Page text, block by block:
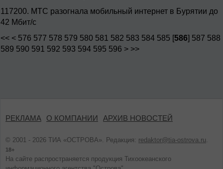
117200. МТС разогнала мобильный интернет в Бурятии до
42 Мбит/с
<< < 576 577 578 579 580 581 582 583 584 585 [586] 587 588
589 590 591 592 593 594 595 596 > >>
РЕКЛАМА О КОМПАНИИ АРХИВ НОВОСТЕЙ
© 2001 - 2026 ТИА «ОСТРОВА». Редакция: redaktor@tia-ostrova.ru.
18+
На сайте распространяется продукция Тихоокеанского